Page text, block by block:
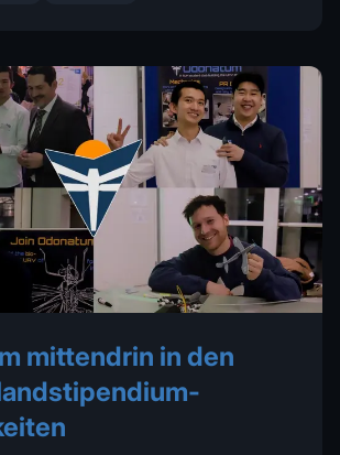
mittendrin in den